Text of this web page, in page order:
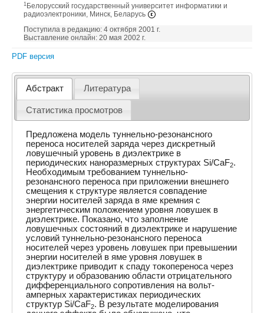
1 Белорусский государственный университет информатики и
радиоэлектроники, Минск, Беларусь
Поступила в редакцию: 4 октября 2001 г.
Выставление онлайн: 20 мая 2002 г.
PDF версия
Абстракт Литература
Статистика просмотров
Предложена модель туннельно-резонансного
переноса носителей заряда через дискретный
ловушечный уровень в диэлектрике в
периодических наноразмерных структурах Si/CaF2.
Необходимым требованием туннельно-
резонансного переноса при приложении внешнего
смещения к структуре является совпадение
энергии носителей заряда в яме кремния с
энергетическим положением уровня ловушек в
диэлектрике. Показано, что заполнение
ловушечных состояний в диэлектрике и нарушение
условий туннельно-резонансного переноса
носителей через уровень ловушек при превышении
энергии носителей в яме уровня ловушек в
диэлектрике приводит к спаду токопереноса через
структуру и образованию области отрицательного
дифференциального сопротивления на вольт-
амперных характеристиках периодических
структур Si/CaF2. В результате моделирования